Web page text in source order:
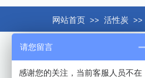
网站首页 >> 活性炭 >>
请您留言
感谢您的关注，当前客服人员不在